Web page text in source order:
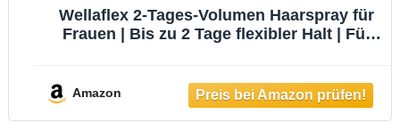
Wellaflex 2-Tages-Volumen Haarspray für
Frauen | Bis zu 2 Tage flexibler Halt | Für
Vegane Formel | Haltegrad 4 | 75ml
Amazon